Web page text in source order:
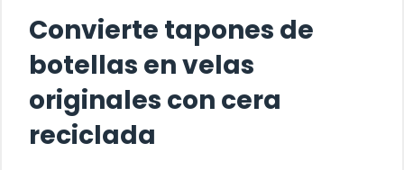
Convierte tapones de
botellas en velas
originales con cera
reciclada